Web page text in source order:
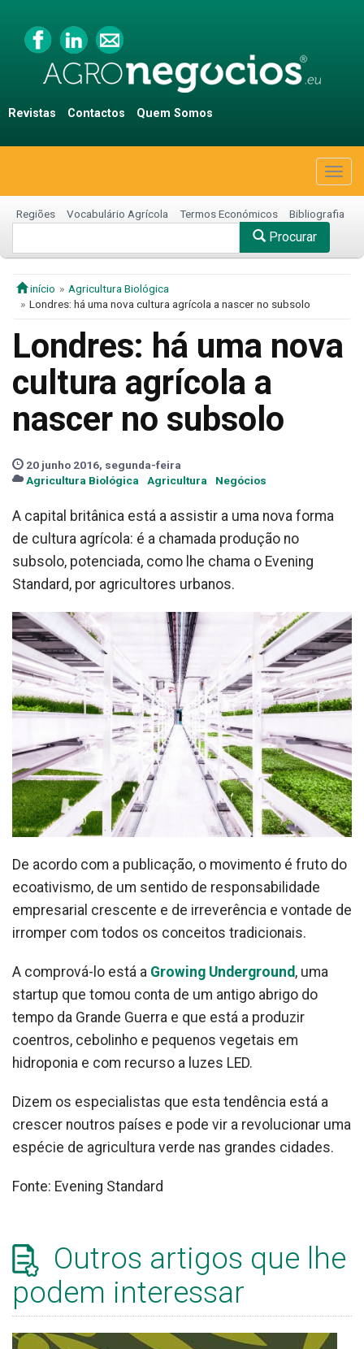
Revistas Contactos Quem Somos
Regiões Vocabulário Agrícola Termos Económicos Bibliografia
Procurar
início
Agricultura Biológica
Londres: há uma nova cultura agrícola a nascer no subsolo
Londres: há uma nova
cultura agrícola a
nascer no subsolo
20 junho 2016, segunda-feira
Agricultura Biológica
Agricultura Negócios
A capital britânica está a assistir a uma nova forma
de cultura agrícola: é a chamada produção no
subsolo, potenciada, como lhe chama o Evening
Standard, por agricultores urbanos.
De acordo com a publicação, o movimento é fruto do
ecoativismo, de um sentido de responsabilidade
empresarial crescente e de irreverência e vontade de
irromper com todos os conceitos tradicionais.
A comprová-lo está a Growing Underground , uma
startup que tomou conta de um antigo abrigo do
tempo da Grande Guerra e que está a produzir
coentros, cebolinho e pequenos vegetais em
hidroponia e com recurso a luzes LED.
Dizem os especialistas que esta tendência está a
crescer noutros países e pode vir a revolucionar uma
espécie de agricultura verde nas grandes cidades.
Fonte: Evening Standard
Outros artigos que lhe
podem interessar